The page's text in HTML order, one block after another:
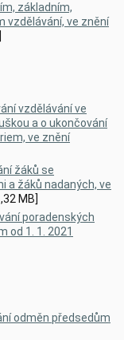
základním,
vzdělávání, ve znění
vzdělávání ve
a o ukončování
ve znění
žáků se
a žáků nadaných, ve
MB]
poradenských
od 1. 1. 2021
odměn předsedům